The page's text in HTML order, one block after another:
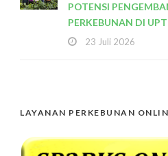
POTENSI
PERKEBUNAN DI
23 Juli 2026
LAYANAN PERKEBUNAN